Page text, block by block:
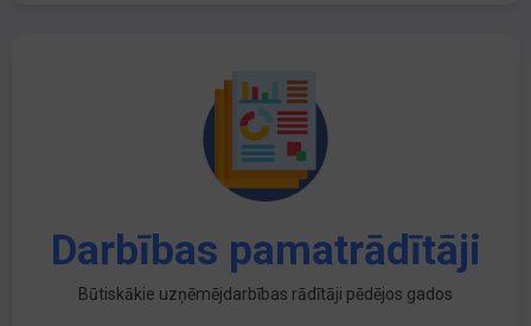
Darbības pamatrādītāji
Būtiskākie uzņēmējdarbības rādītāji pēdējos gados